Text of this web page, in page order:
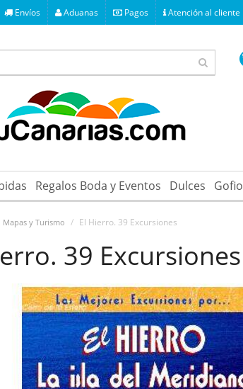
Envíos Aduanas Pagos Atención al cliente
Regalos Boda y Eventos Dulces Gofio
Mapas y Turismo El Hierro. 39 Excursiones
39 Excursiones